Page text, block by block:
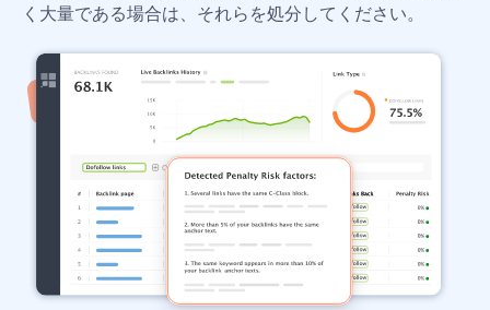
く大量である場合は、それらを処分してください。